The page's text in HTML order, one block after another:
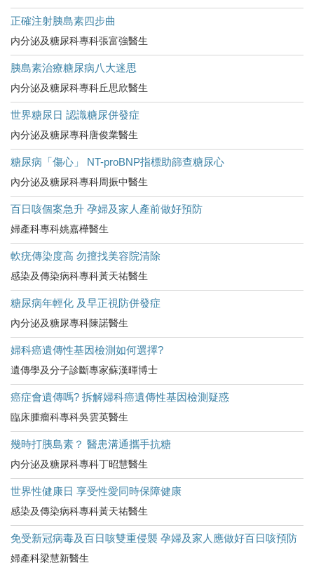
正確注射胰島素四步曲
内分泌及糖尿科專科張富強醫生
胰島素治療糖尿病八大迷思
内分泌及糖尿科專科丘思欣醫生
世界糖尿日 認識糖尿併發症
內分泌及糖尿專科唐俊業醫生
糖尿病「傷心」 NT-proBNP指標助篩查糖尿心
內分泌及糖尿科專科周振中醫生
百日咳個案急升 孕婦及家人產前做好預防
婦產科專科姚嘉樺醫生
軟疣傳染度高 勿擅找美容院清除
感染及傳染病科專科黃天祐醫生
糖尿病年輕化 及早正視防併發症
內分泌及糖尿專科陳諾醫生
婦科癌遺傳性基因檢測如何選擇?
遺傳學及分子診斷專家蘇漢暉博士
癌症會遺傳嗎? 拆解婦科癌遺傳性基因檢測疑惑
臨床腫瘤科專科吳雲英醫生
幾時打胰島素？ 醫患溝通攜手抗糖
内分泌及糖尿科專科丁昭慧醫生
世界性健康日 享受性愛同時保障健康
感染及傳染病科專科黃天祐醫生
免受新冠病毒及百日咳雙重侵襲 孕婦及家人應做好百日咳預防
婦產科梁慧新醫生